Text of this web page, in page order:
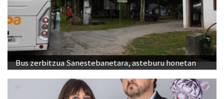
Bus zerbitzua Sanestebanetara, asteburu honetan